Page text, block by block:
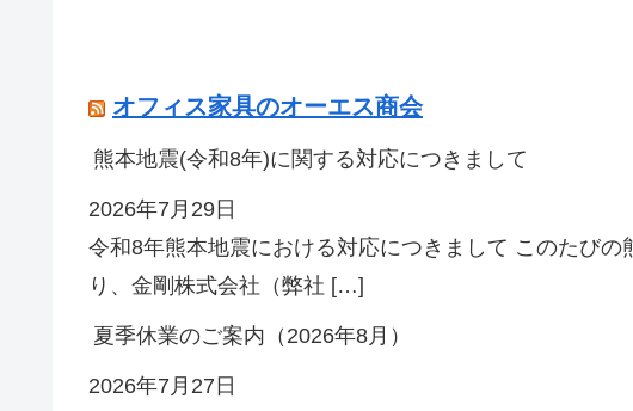
オフィス家具のオーエス商会
熊本地震(令和8年)に関する対応につきまして
2026年7月29日
令和8年熊本地震における対応につきまして このたびの
り、金剛株式会社（弊社 […]
夏季休業のご案内（2026年8月）
2026年7月27日